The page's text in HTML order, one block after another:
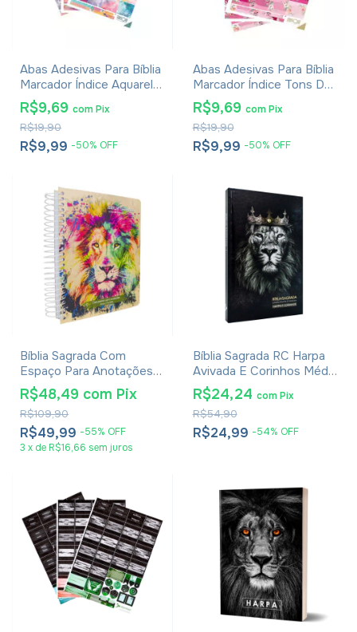
Abas Adesivas Para Bíblia
Marcador Índice Aquarela
Pacote Com 3
R$9,99 -50% OFF
R$19,90
R$9,69 comPix
Abas Adesivas Para Bíblia
Marcador Índice Tons De
Rosa Pacote Com 3
R$9,99 -50% OFF
R$19,90
R$9,69 com Pix
Bíblia Sagrada Com
Espaço Para Anotações
Harpa Avivada E Corinhos
Lion Colors
R$49,99 -55% OFF
R$109,90
R$48,49 com Pix
3 x de R$16,66 sem juros
Bíblia Sagrada RC Harpa
Avivada E Corinhos Média
Capa Dura Leão Rei Dos
Reis
R$24,99 -54% OFF
R$54,90
R$24,24 com Pix